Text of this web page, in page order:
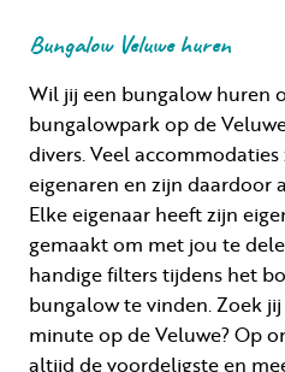
Bungalow Veluwe huren
Wil jij een bungalow huren
bungalowpark op de
divers. Veel
eigenaren en zijn daardoor
Elke eigenaar heeft zijn
gemaakt om met jou te
handige filters tijdens het
bungalow te vinden. Zoek
minute op de Veluwe? Op
altijd de voordeligste en